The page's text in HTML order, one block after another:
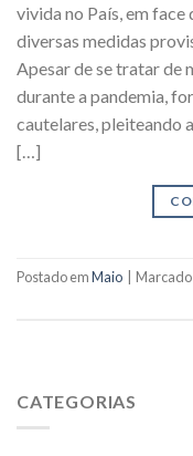
vivida no País, em
diversas medidas
Apesar de se tratar de
durante a pandemia,
cautelares, pleiteando
[…]
Postado emMaio Marcado
CATEGORIAS